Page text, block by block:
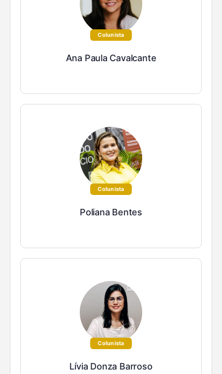
Colunista
Ana Paula Cavalcante
Colunista
Poliana Bentes
Colunista
Lívia Donza Barroso